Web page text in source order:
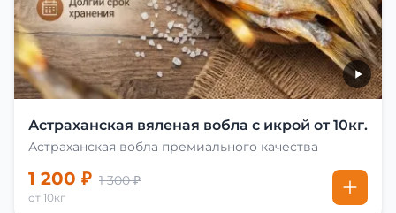
Астраханская вяленая вобла с икрой от 10кг.
Астраханская вобла премиального качества
1 200 ₽ 1 300 ₽
от 10кг